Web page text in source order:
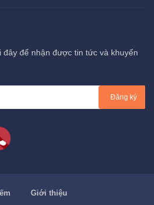
để nhận được tin tức và khuyến
Đăng ký
Giới thiệu